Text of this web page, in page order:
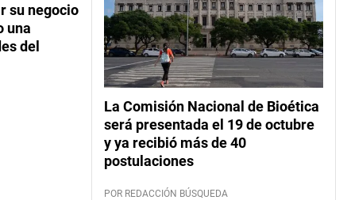
su negocio
una
del
La Comisión Nacional de Bioética
será presentada el 19 de octubre
y ya recibió más de 40
postulaciones
POR REDACCIÓN BÚSQUEDA